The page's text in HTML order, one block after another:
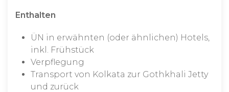
Enthalten
ÜN in erwähnten (oder ähnlichen) Hotels,
inkl. Frühstück
Verpflegung
Transport von Kolkata zur Gothkhali Jetty
und zurück